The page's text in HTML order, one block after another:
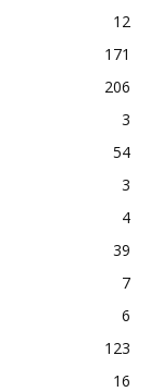
12
171
206
3
54
3
4
39
7
6
123
16